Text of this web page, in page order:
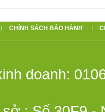
CHÍNH SÁCH BẢO HÀNH
doanh: